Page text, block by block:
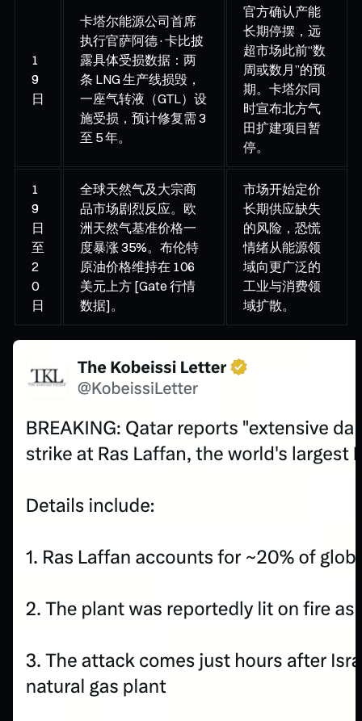
1
9
日
卡塔尔能源公司首席
执行官萨阿德·卡比披
露具体受损数据：两
条 LNG 生产线损毁，
一座气转液（GTL）设
施受损，预计修复需 3
至 5 年。
官方确认产能
长期停摆，远
超市场此前“数
周或数月”的预
期。卡塔尔同
时宣布北方气
田扩建项目暂
停。
1
9
日
至
2
0
日
全球天然气及大宗商
品市场剧烈反应。欧
洲天然气基准价格一
度暴涨 35%。布伦特
原油价格维持在 106
美元上方 [Gate 行情
数据]。
市场开始定价
长期供应缺失
的风险，恐慌
情绪从能源领
域向更广泛的
工业与消费领
域扩散。